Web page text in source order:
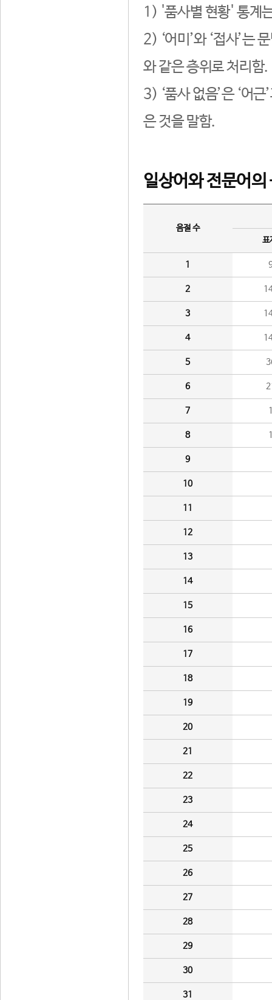
1) '품사별 현황' 통계
2) ‘어미’와 ‘접사’는
와 같은 층위로 처리함.
3) ‘품사 없음’은 ‘어
은 것을 말함.
일상어와 전문어의
음절 수
표
1
2
3
4
5
6
7
8
9
10
11
12
13
14
15
16
17
18
19
20
21
22
23
24
25
26
27
28
29
30
31